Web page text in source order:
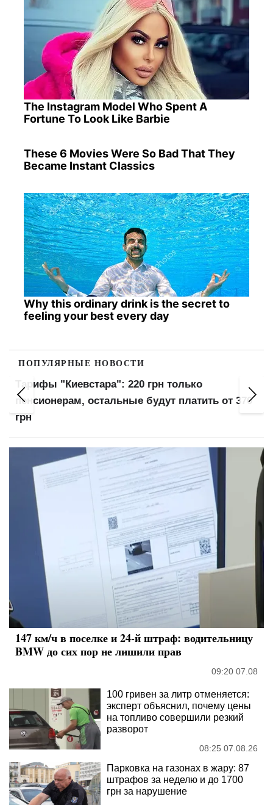
The Instagram Model Who Spent A
Fortune To Look Like Barbie
These 6 Movies Were So Bad That They
Became Instant Classics
Why this ordinary drink is the secret to
feeling your best every day
ПОПУЛЯРНЫЕ НОВОСТИ
Тарифы "Киевстара": 220 грн только
пенсионерам, остальные будут платить от 370
грн
147 км/ч в поселке и 24-й штраф: водительницу
BMW до сих пор не лишили прав
09:20 07.08
100 гривен за литр отменяется:
эксперт объяснил, почему цены
на топливо совершили резкий
разворот
08:25 07.08.26
Парковка на газонах в жару: 87
штрафов за неделю и до 1700
грн за нарушение